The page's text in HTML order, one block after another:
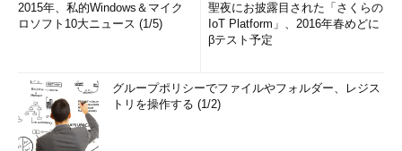
2015年、私的Windows＆マイク
ロソフト10大ニュース (1/5)
聖夜にお披露目された「さくらの
IoT Platform」、2016年春めどに
βテスト予定
グループポリシーでファイルやフォルダー、レジス
トリを操作する (1/2)